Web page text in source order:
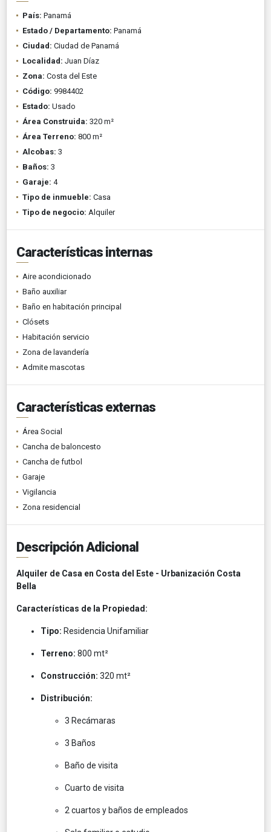
País: Panamá
Estado / Departamento: Panamá
Ciudad: Ciudad de Panamá
Localidad: Juan Díaz
Zona: Costa del Este
Código: 9984402
Estado: Usado
Área Construida: 320 m²
Área Terreno: 800 m²
Alcobas: 3
Baños: 3
Garaje: 4
Tipo de inmueble: Casa
Tipo de negocio: Alquiler
Características internas
Aire acondicionado
Baño auxiliar
Baño en habitación principal
Clósets
Habitación servicio
Zona de lavandería
Admite mascotas
Características externas
Área Social
Cancha de baloncesto
Cancha de futbol
Garaje
Vigilancia
Zona residencial
Descripción Adicional
Alquiler de Casa en Costa del Este - Urbanización Costa
Bella
Características de la Propiedad:
Tipo: Residencia Unifamiliar
Terreno: 800 mt²
Construcción: 320 mt²
Distribución:
3 Recámaras
3 Baños
Baño de visita
Cuarto de visita
2 cuartos y baños de empleados